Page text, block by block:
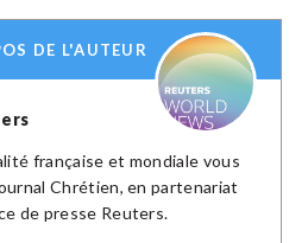
DE L'AUTEUR
française et mondiale vous
Chrétien, en partenariat
de presse Reuters.